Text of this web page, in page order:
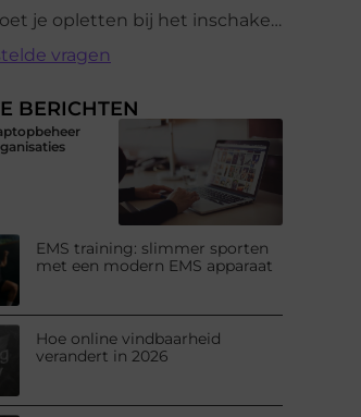
Waar moet je opletten bij het inschakelen van hulp
vragen
BERICHTEN
EMS training: slimmer sporten
met een modern EMS apparaat
Hoe online vindbaarheid
verandert in 2026